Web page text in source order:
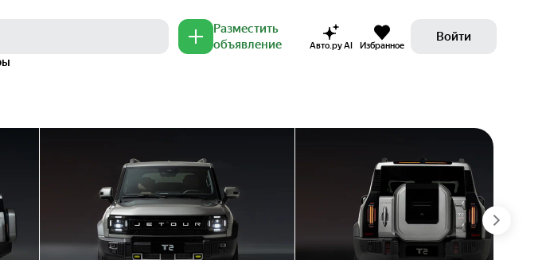
Разместить
объявление
Авто.ру AI Избранное
Войти